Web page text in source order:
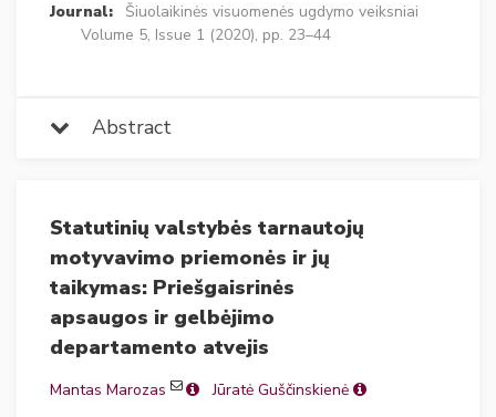
Journal:
Šiuolaikinės visuomenės ugdymo veiksniai
Volume 5, Issue 1 (2020), pp. 23–44
Abstract
Statutinių valstybės tarnautojų
motyvavimo priemonės ir jų
taikymas: Priešgaisrinės
apsaugos ir gelbėjimo
departamento atvejis
Mantas Marozas
Jūratė Guščinskienė